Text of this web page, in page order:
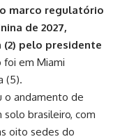
marco regulatório
de 2027,
pelo presidente
foi em Miami
(5).
o andamento de
brasileiro, com
oito sedes do